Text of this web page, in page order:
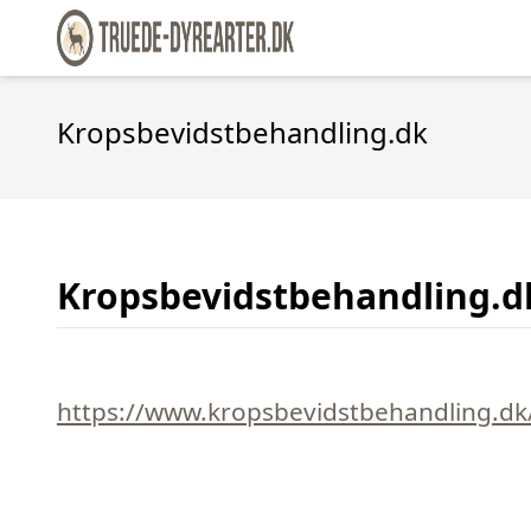
Kropsbevidstbehandling.dk
https://